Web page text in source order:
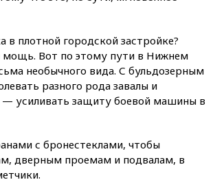
не пострадает от британских
13:58Медведев назвал
Японию вассалом США
13:45В Петербурге достроили
новый тоннель зеленой ветки
метро
сообщения
13:29Восемь человек
плотной городской застройке?
мощь. Вот по этому пути в Нижнем
необычного вида. С бульдозерным
разного рода завалы и
усиливать защиту боевой машины в
с бронестеклами, чтобы
дверным проемам и подвалам, в